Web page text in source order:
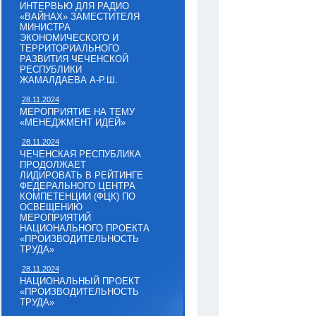
ИНТЕРВЬЮ ДЛЯ РАДИО
«ВАЙНАХ» ЗАМЕСТИТЕЛЯ
МИНИСТРА
ЭКОНОМИЧЕСКОГО И
ТЕРРИТОРИАЛЬНОГО
РАЗВИТИЯ ЧЕЧЕНСКОЙ
РЕСПУБЛИКИ
ЖАМАЛДАЕВА А-Р.Ш.
28.11.2024
МЕРОПРИЯТИЕ НА ТЕМУ
«МЕНЕДЖМЕНТ ИДЕЙ»
28.11.2024
ЧЕЧЕНСКАЯ РЕСПУБЛИКА
ПРОДОЛЖАЕТ
ЛИДИРОВАТЬ В РЕЙТИНГЕ
ФЕДЕРАЛЬНОГО ЦЕНТРА
КОМПЕТЕНЦИИ (ФЦК) ПО
ОСВЕЩЕНИЮ
МЕРОПРИЯТИЙ
НАЦИОНАЛЬНОГО ПРОЕКТА
«ПРОИЗВОДИТЕЛЬНОСТЬ
ТРУДА»
28.11.2024
НАЦИОНАЛЬНЫЙ ПРОЕКТ
«ПРОИЗВОДИТЕЛЬНОСТЬ
ТРУДА»